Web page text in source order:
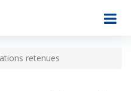
retenues